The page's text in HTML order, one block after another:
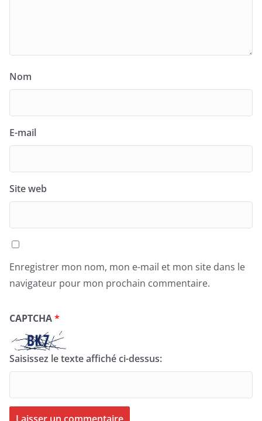
Nom
E-mail
Site web
Enregistrer mon nom, mon e-mail et mon site dans le
navigateur pour mon prochain commentaire.
CAPTCHA*
Saisissez le texte affiché ci-dessus: